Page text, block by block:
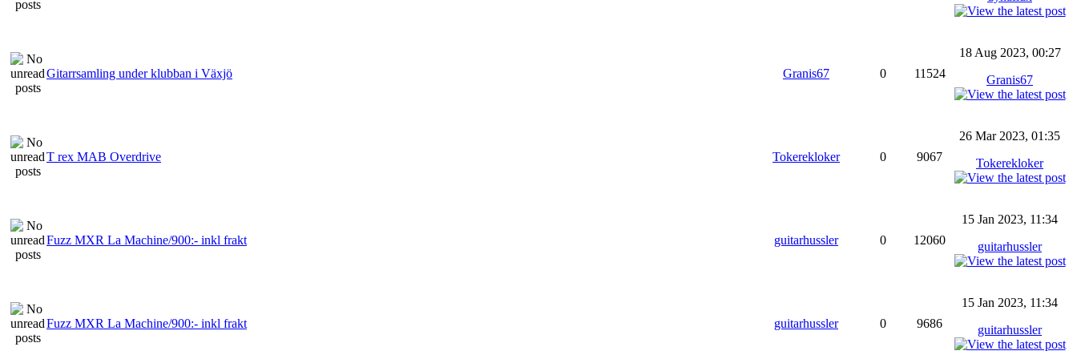
Gitarrsamling under klubban i Växjö Granis67 0 11524
18 Aug 2023, 00:27
Granis67
T rex MAB Overdrive Tokerekloker 0 9067
26 Mar 2023, 01:35
Tokerekloker
Fuzz MXR La Machine/900:- inkl frakt guitarhussler 0 12060
15 Jan 2023, 11:34
guitarhussler
Fuzz MXR La Machine/900:- inkl frakt guitarhussler 0 9686
15 Jan 2023, 11:34
guitarhussler